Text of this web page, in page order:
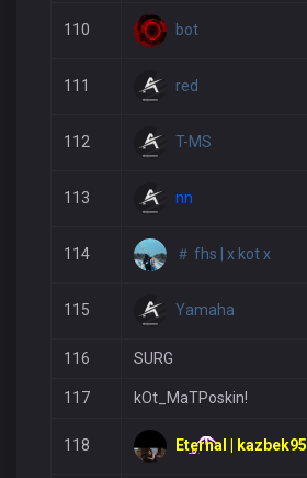
110 bot
111 red
112 T-MS
113 nn
114 ＃ fhs | x kot x
115 Yamaha
116 SURG
117 kOt_MaTPoskin!
118 Eternal | kazbek95